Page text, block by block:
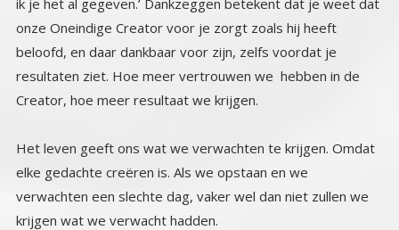
Creator, hoe meer resultaat we krijgen.
Het leven geeft ons wat we verwachten te krijgen. Omdat
elke gedachte creëren is. Als we opstaan en we
verwachten een slechte dag, vaker wel dan niet zullen we
krijgen wat we verwacht hadden.